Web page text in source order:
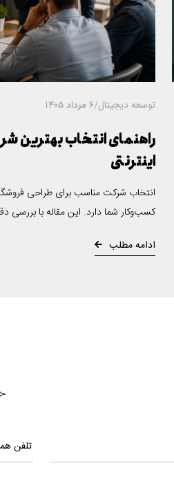
توسعه دیجیتال/6 مرداد 1405
راهنمای انتخاب
اینترنتی
انتخاب شرکت مناسب برای طراحی فروشگاه
کسب‌وکار شما دارد. این مقاله با بررسی
ادامه مطلب